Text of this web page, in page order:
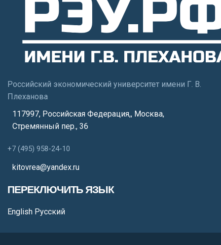
Российский экономический университет имени Г. В.
Плеханова
117997, Российская Федерация,, Москва,
Стремянный пер., 36
+7 (495) 958-24-10
kitovrea@yandex.ru
ПЕРЕКЛЮЧИТЬ ЯЗЫК
English Русский